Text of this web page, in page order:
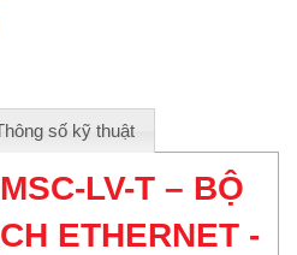
số kỹ thuật
LV-T – BỘ
ETHERNET -